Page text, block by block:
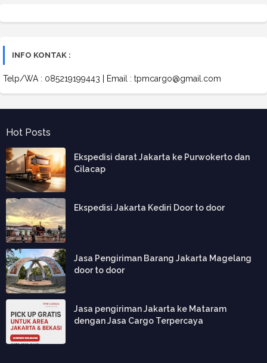
INFO KONTAK :
Telp/WA : 085219199443 | Email : tpmcargo@gmail.com
Hot Posts
Ekspedisi darat Jakarta ke Purwokerto dan
Cilacap
Ekspedisi Jakarta Kediri Door to door
Jasa Pengiriman Barang Jakarta Magelang
door to door
Jasa pengiriman Jakarta ke Mataram
dengan Jasa Cargo Terpercaya